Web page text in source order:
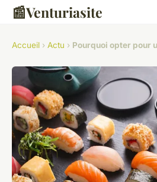
📰Venturiasite
Accueil › Actu › Pourquoi opter pour